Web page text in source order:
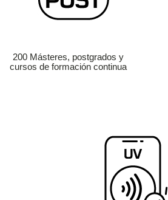
200 Másteres, postgrados y
cursos de formación continua